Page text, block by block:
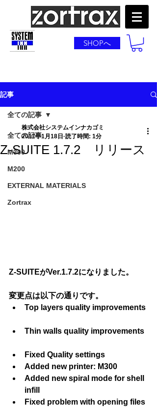
SHOPへ
記事
全ての記事
M300
M200
EXTERNAL MATERIALS
Zortrax
全ての記事
Z-SUITE 1.7.2 リリース
株式会社システムインナカゴミ
2017年1月18日 読了時間: 1分
Z-SUITEがVer.1.7.2になりました。
変更点は以下の通りです。
Top layers quality improvements
Thin walls quality improvements
Fixed Quality settings
Added new printer: M300
Added new spiral mode for shell
infill
Fixed problem with opening files